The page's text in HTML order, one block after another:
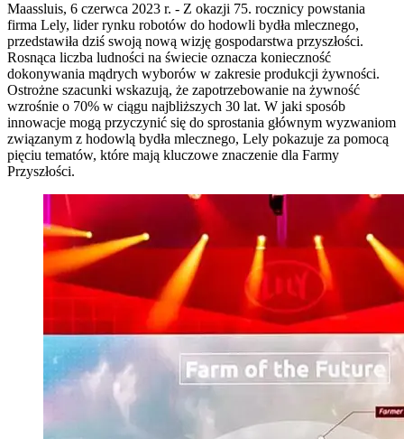
Maassluis, 6 czerwca 2023 r. - Z okazji 75. rocznicy powstania
firma Lely, lider rynku robotów do hodowli bydła mlecznego,
przedstawiła dziś swoją nową wizję gospodarstwa przyszłości.
Rosnąca liczba ludności na świecie oznacza konieczność
dokonywania mądrych wyborów w zakresie produkcji żywności.
Ostrożne szacunki wskazują, że zapotrzebowanie na żywność
wzrośnie o 70% w ciągu najbliższych 30 lat. W jaki sposób
innowacje mogą przyczynić się do sprostania głównym wyzwaniom
związanym z hodowlą bydła mlecznego, Lely pokazuje za pomocą
pięciu tematów, które mają kluczowe znaczenie dla Farmy
Przyszłości.